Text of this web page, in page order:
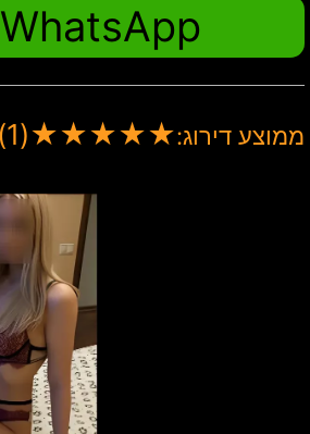
WhatsApp
ממוצע דירוג:★
★
★
★
★
(1)